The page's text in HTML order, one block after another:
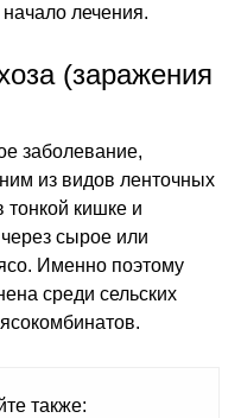
лечения.
(заражения
заболевание,
из видов ленточных
тонкой кишке и
сырое или
Именно поэтому
среди сельских
также: